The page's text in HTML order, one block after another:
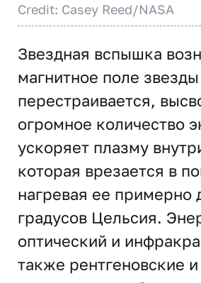
Credit: Casey Reed/NASA
Звездная вспышка
магнитное поле звезды
перестраивается,
огромное количество
ускоряет плазму
которая врезается в
нагревая ее примерно
градусов Цельсия.
оптический и
также рентгеновские